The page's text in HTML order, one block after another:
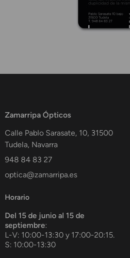
Zamarripa Ópticos
Calle Pablo Sarasate, 10, 31500
Tudela, Navarra
948 84 83 27
optica@zamarripa.es
Horario
Del 15 de junio al 15 de
septiembre:
L-V: 10:00-13:30 y 17:00-20:15.
S: 10:00-13:30